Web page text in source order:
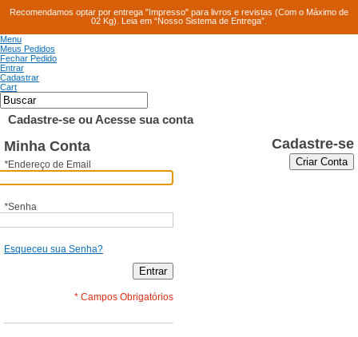
Recomendamos optar por entrega "Impresso" para livros e revistas (Com o Máximo de
02 Kg). Leia em “Nosso Sistema de Entrega”.
Menu
Meus Pedidos
Fechar Pedido
Entrar
Cadastrar
Cart
Cadastre-se ou Acesse sua conta
Minha Conta
*Endereço de Email
*Senha
Esqueceu sua Senha?
Entrar
* Campos Obrigatórios
Cadastre-se
Criar Conta